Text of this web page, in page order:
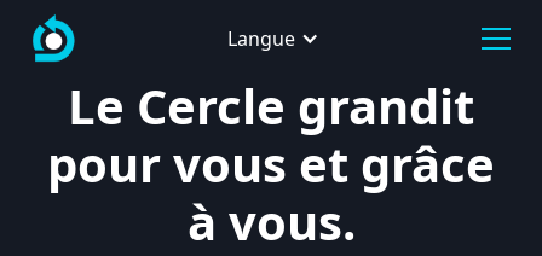
Langue
Le Cercle grandit
pour vous et grâce
à vous.